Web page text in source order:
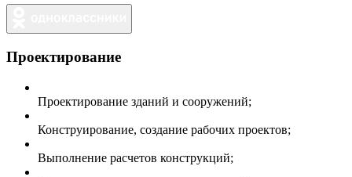
Проектирование
Проектирование зданий и сооружений;
Конструирование, создание рабочих проектов;
Выполнение расчетов конструкций;